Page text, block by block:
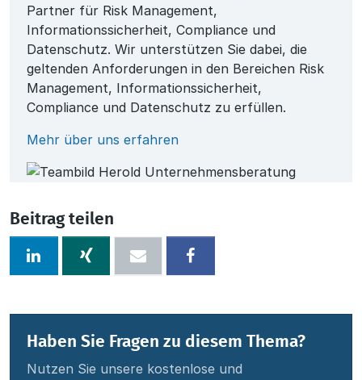
Partner für Risk Management,
Informationssicherheit, Compliance und
Datenschutz. Wir unterstützen Sie dabei, die
geltenden Anforderungen in den Bereichen Risk
Management, Informationssicherheit,
Compliance und Datenschutz zu erfüllen.
Mehr über uns erfahren
Beitrag teilen
Haben Sie Fragen zu diesem Thema?
Nutzen Sie unsere kostenlose und